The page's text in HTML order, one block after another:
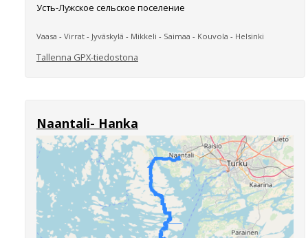
Усть-Лужское сельское поселение
Vaasa - Virrat - Jyväskylä - Mikkeli - Saimaa - Kouvola - Helsinki
Tallenna GPX-tiedostona
Naantali- Hanka